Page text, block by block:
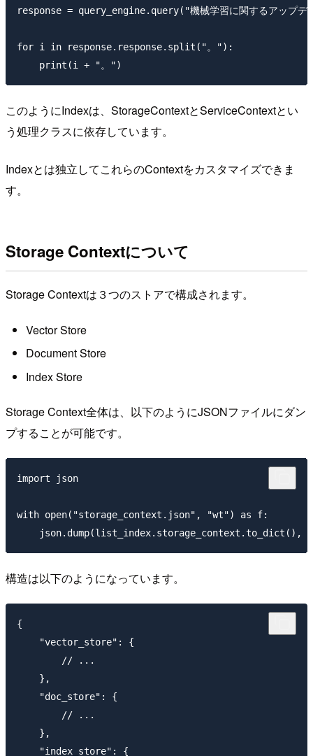
response = query_engine.query("機械学習に関するアップデ
for i in response.response.split("。"):
このようにIndexは、StorageContextとServiceContextとい
う処理クラスに依存しています。
Indexとは独立してこれらのContextをカスタマイズできま
す。
Storage Contextについて
Storage Contextは３つのストアで構成されます。
Vector Store
Document Store
Index Store
Storage Context全体は、以下のようにJSONファイルにダン
プすることが可能です。
import json
with open("storage_context.json", "wt") as f:
構造は以下のようになっています。
{
    "vector_store": {
        // ...
    },
    "doc_store": {
        // ...
    },
    "index_store": {